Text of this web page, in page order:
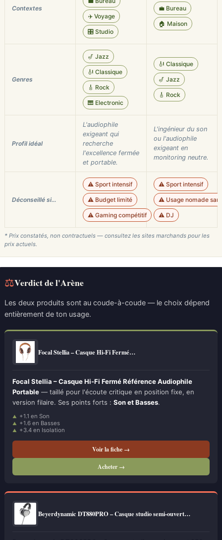
Contextes
✈️ Voyage
🎛️ Studio
💼 Bureau
🏠 Maison
Genres
🎷 Jazz
🎻 Classique
🎸 Rock
🎹 Electronic
🎻 Classique
🎷 Jazz
🎸 Rock
Profil idéal
L'audiophile
exigeant qui
recherche
l'excellence fermée
et portable.
L'ingénieur du son
ou l'audiophile
exigeant en
monitoring neutre.
Déconseillé si…
⚠️ Sport intensif
⚠️ Budget limité
⚠️ Gaming compétitif
⚠️ Sport intensif
⚠️ Usage nomade
⚠️ DJ
* Prix constatés, non contractuels — consultez les sites marchands pour les
prix actuels.
⚖Verdict de l'Arène
Les deux produits sont au coude-à-coude — le choix dépend
entièrement de ton usage.
Focal Stellia – Casque Hi-Fi Fermé…
Focal Stellia – Casque Hi-Fi Fermé Référence Audiophile
Portable — taillé pour l'écoute critique en position fixe, en
version filaire. Ses points forts : Son et Basses.
+1.1 en Son
+1.6 en Basses
+3.4 en Isolation
Voir la fiche →
Acheter →
Beyerdynamic DT880PRO – Casque studio semi-ouvert…